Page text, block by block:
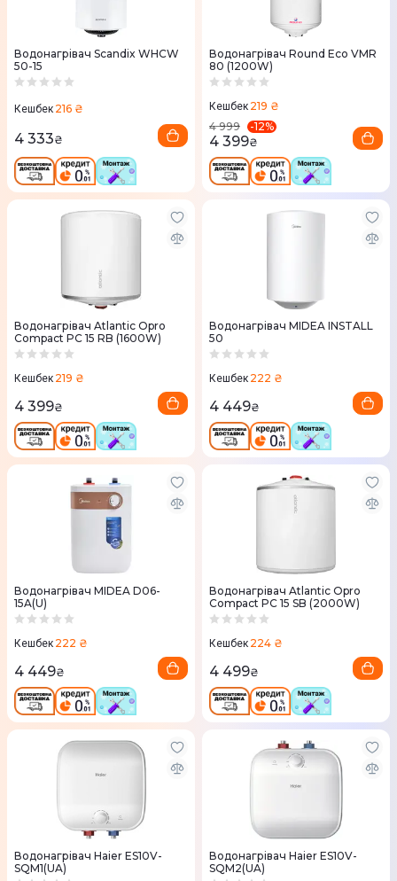
Водонагрівач Scandix WHCW
50-15
Кешбек 216 ₴
4 333₴
Водонагрівач Round Eco VMR
80 (1200W)
Кешбек 219 ₴
4 999
-12%
4 399₴
Водонагрівач Atlantic Opro
Compact PC 15 RB (1600W)
Кешбек 219 ₴
4 399₴
Водонагрівач MIDEA INSTALL
50
Кешбек 222 ₴
4 449₴
Водонагрівач MIDEA D06-
15A(U)
Кешбек 222 ₴
4 449₴
Водонагрівач Atlantic Opro
Compact PC 15 SB (2000W)
Кешбек 224 ₴
4 499₴
Водонагрівач Haier ES10V-
SQM1(UA)
Водонагрівач Haier ES10V-
SQM2(UA)